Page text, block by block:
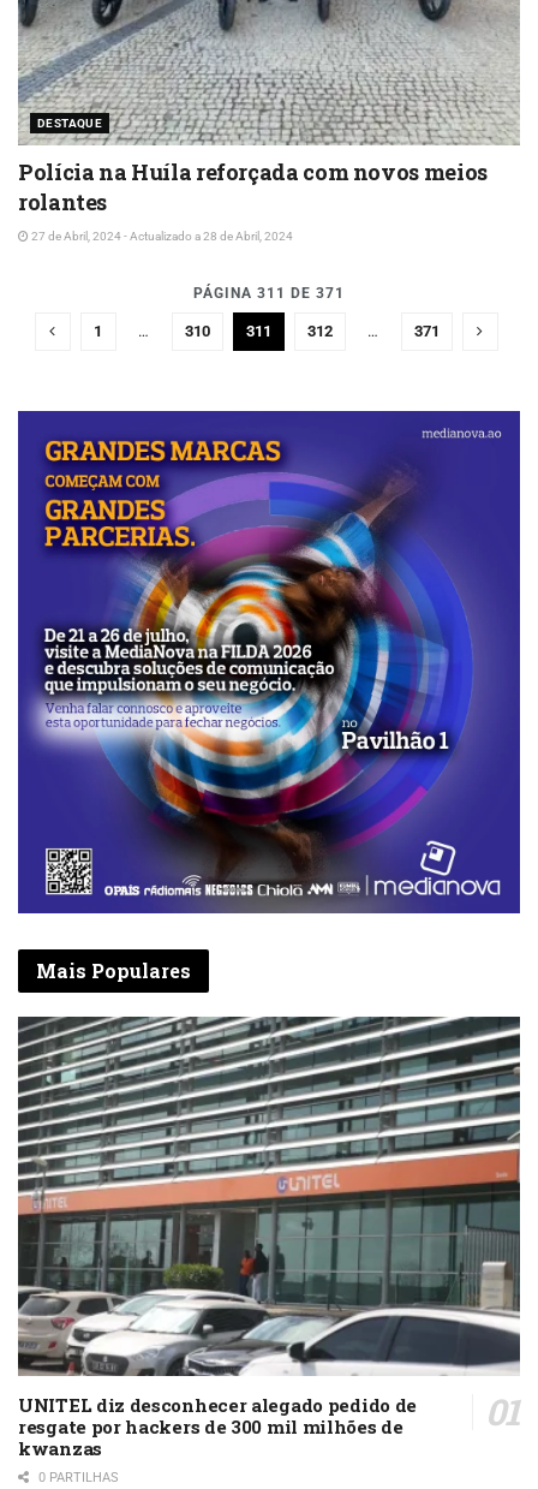
DESTAQUE
Polícia na Huíla reforçada com novos meios
rolantes
27 de Abril, 2024 - Actualizado a 28 de Abril, 2024
PÁGINA 311 DE 371
1 … 310 311 312 … 371
Mais Populares
UNITEL diz desconhecer alegado pedido de
resgate por hackers de 300 mil milhões de
kwanzas
0 PARTILHAS